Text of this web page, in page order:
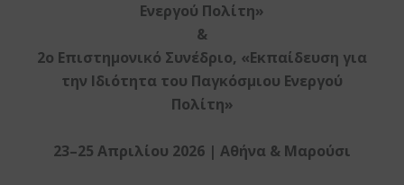
Ενεργού Πολίτη»
&
2ο Επιστημονικό Συνέδριο, «Εκπαίδευση για
την Ιδιότητα του Παγκόσμιου Ενεργού
Πολίτη»
23–25 Απριλίου 2026 | Αθήνα & Μαρούσι